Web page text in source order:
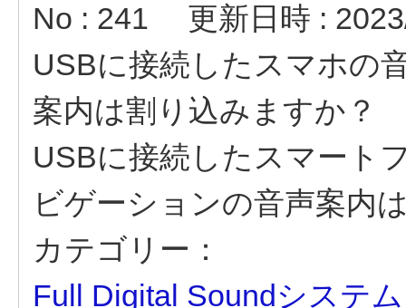
No : 241
更新日時 :
USBに接続したスマホの
案内は割り込みますか？
USBに接続したスマート
ビゲーションの音声案内
カテゴリー：
Full Digital Soundシステム